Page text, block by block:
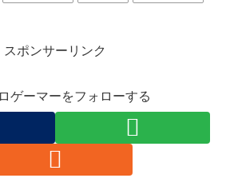
スポンサーリンク
ゲーマーをフォローする